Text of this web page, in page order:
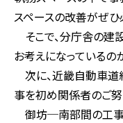
スペースの改善がぜひ
そこで、分庁舎の建
お考えになっているの
次に、近畿自動車
事を初め関係者のご
御坊─南部間の工事